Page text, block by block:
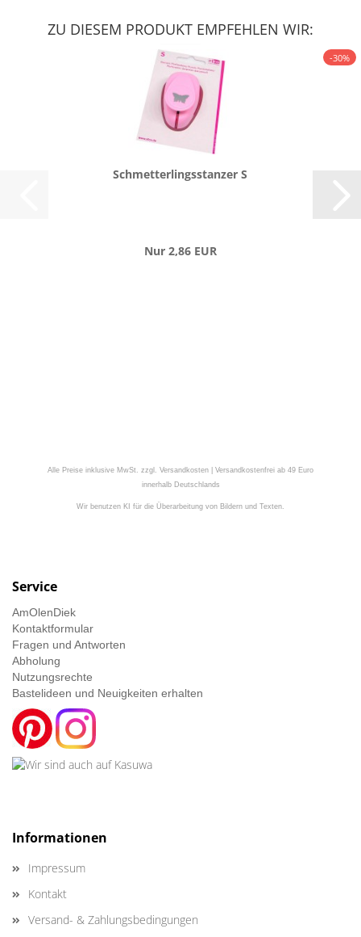
ZU DIESEM PRODUKT EMPFEHLEN WIR:
-30%
Schmet­ter­lings­stan­zer S
Nur 2,86 EUR
Alle Preise inklusive MwSt. zzgl. Versandkosten | Versandkostenfrei ab 49 Euro
innerhalb Deutschlands
Wir benutzen KI für die Überarbeitung von Bildern und Texten.
Service
AmOlenDiek
Kontaktformular
Fragen und Antworten
Abholung
Nutzungsrechte
Bastelideen und Neuigkeiten erhalten
Informationen
Impressum
Kontakt
Versand- & Zahlungsbedingungen